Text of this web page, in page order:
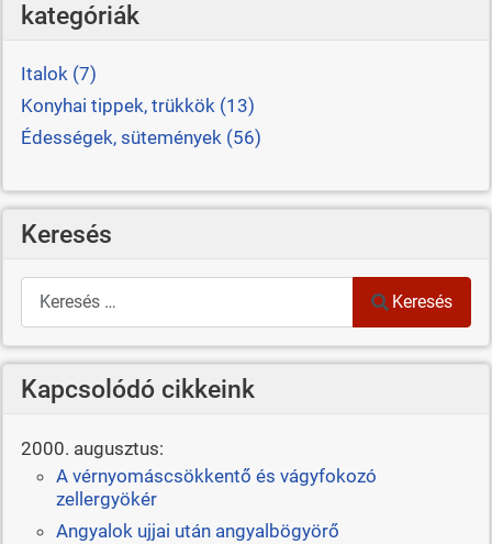
kategóriák
Italok (7)
Konyhai tippek, trükkök (13)
Édességek, sütemények (56)
Keresés
Keresés
Keresés
Kapcsolódó cikkeink
2000. augusztus:
A vérnyomáscsökkentő és vágyfokozó
zellergyökér
Angyalok ujjai után angyalbögyörő